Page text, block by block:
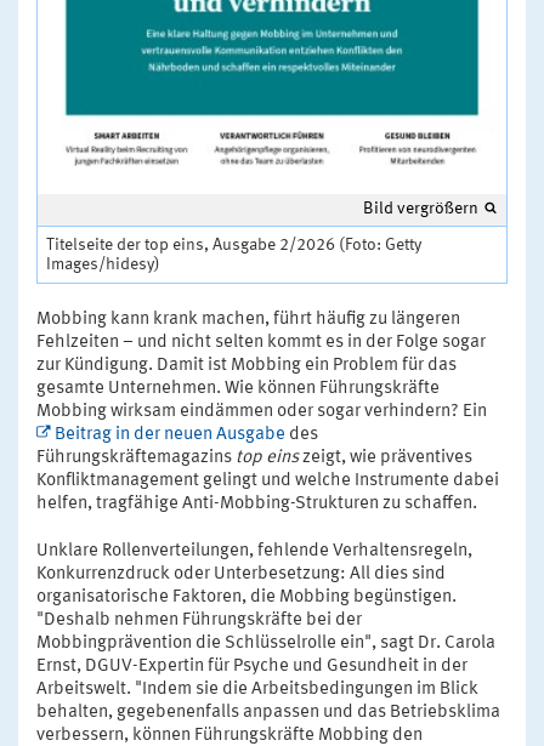
Bild vergrößern
Titelseite der top eins, Ausgabe 2/2026 (Foto: Getty
Images/hidesy)
Mobbing kann krank machen, führt häufig zu längeren
Fehlzeiten – und nicht selten kommt es in der Folge sogar
zur Kündigung. Damit ist Mobbing ein Problem für das
gesamte Unternehmen. Wie können Führungskräfte
Mobbing wirksam eindämmen oder sogar verhindern? Ein
Beitrag in der neuen Ausgabe des
Führungskräftemagazins top einszeigt, wie präventives
Konfliktmanagement gelingt und welche Instrumente dabei
helfen, tragfähige Anti-Mobbing-Strukturen zu schaffen.
Unklare Rollenverteilungen, fehlende Verhaltensregeln,
Konkurrenzdruck oder Unterbesetzung: All dies sind
organisatorische Faktoren, die Mobbing begünstigen.
"Deshalb nehmen Führungskräfte bei der
Mobbingprävention die Schlüsselrolle ein", sagt Dr. Carola
Ernst, DGUV-Expertin für Psyche und Gesundheit in der
Arbeitswelt. "Indem sie die Arbeitsbedingungen im Blick
behalten, gegebenenfalls anpassen und das Betriebsklima
verbessern, können Führungskräfte Mobbing den